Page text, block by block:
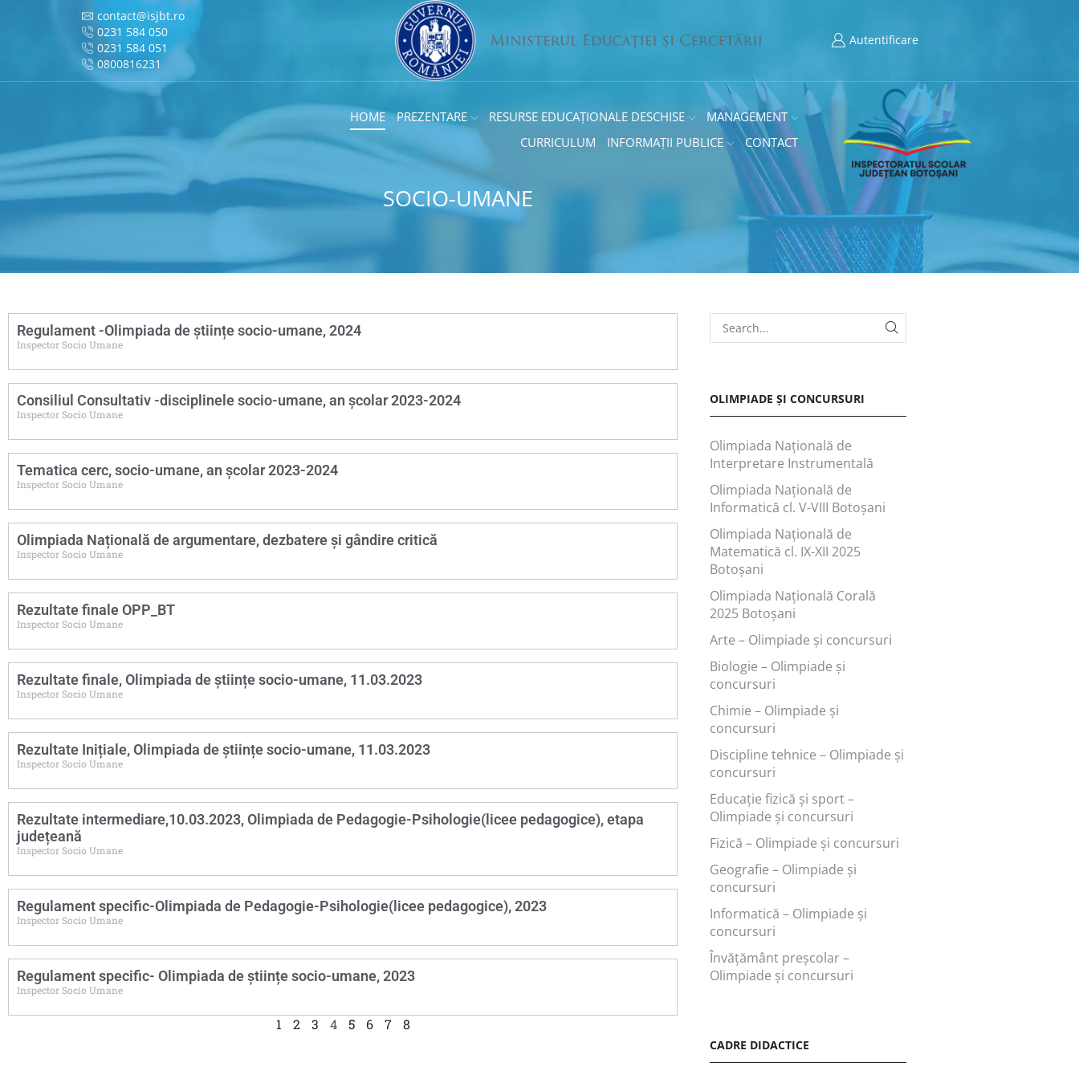
contact@isjbt.ro
0231 584 050
0231 584 051
0800816231
Autentificare
HOME PREZENTARE RESURSE EDUCAȚIONALE DESCHISE
MANAGEMENT
CURRICULUM
INFORMAȚII PUBLICE CONTACT
SOCIO-UMANE
Regulament -Olimpiada de științe socio-umane, 2024
Inspector Socio Umane
Consiliul Consultativ -disciplinele socio-umane, an școlar 2023-2024
Inspector Socio Umane
Tematica cerc, socio-umane, an școlar 2023-2024
Inspector Socio Umane
Olimpiada Națională de argumentare, dezbatere și gândire critică
Inspector Socio Umane
Rezultate finale OPP_BT
Inspector Socio Umane
Rezultate finale, Olimpiada de științe socio-umane, 11.03.2023
Inspector Socio Umane
Rezultate Inițiale, Olimpiada de științe socio-umane, 11.03.2023
Inspector Socio Umane
Rezultate intermediare,10.03.2023, Olimpiada de Pedagogie-Psihologie(licee pedagogice), etapa
județeană
Inspector Socio Umane
Regulament specific-Olimpiada de Pedagogie-Psihologie(licee pedagogice), 2023
Inspector Socio Umane
Regulament specific- Olimpiada de științe socio-umane, 2023
Inspector Socio Umane
1 2 3 4 5 6 7 8
OLIMPIADE ȘI CONCURSURI
Olimpiada Națională de
Interpretare Instrumentală
Olimpiada Națională de
Informatică cl. V-VIII Botoșani
Olimpiada Națională de
Matematică cl. IX-XII 2025
Botoșani
Olimpiada Națională Corală
2025 Botoșani
Arte – Olimpiade și concursuri
Biologie – Olimpiade și
concursuri
Chimie – Olimpiade și
concursuri
Discipline tehnice – Olimpiade și
concursuri
Educaţie fizică şi sport –
Olimpiade și concursuri
Fizică – Olimpiade și concursuri
Geografie – Olimpiade și
concursuri
Informatică – Olimpiade și
concursuri
Învăţământ preşcolar –
Olimpiade și concursuri
CADRE DIDACTICE